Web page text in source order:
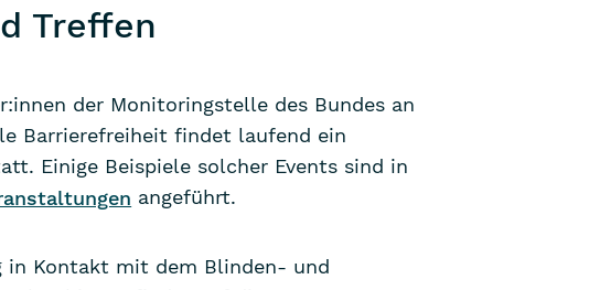
Treffen
der Monitoringstelle des Bundes an
Barrierefreiheit findet laufend ein
Einige Beispiele solcher Events sind in
angeführt.
in Kontakt mit dem Blinden- und